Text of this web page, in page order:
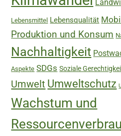
Lebensmittel Lebensqualität
Produktion und Konsum
Nachhaltigkeit
Aspekte SDGs Soziale
Umwelt Umweltschutz
Wachstum und